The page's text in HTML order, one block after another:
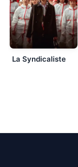
La Syndicaliste